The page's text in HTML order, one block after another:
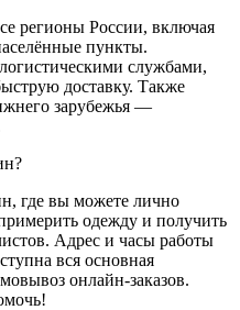
регионы России, включая
пункты.
службами,
доставку. Также
зарубежья —
где вы можете лично
одежду и получить
Адрес и часы работы
вся основная
онлайн-заказов.